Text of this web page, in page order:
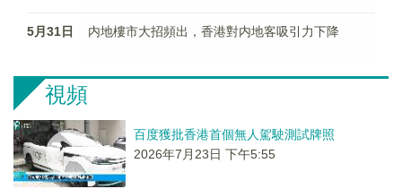
5月31日 内地樓市大招頻出，香港對内地客吸引力下降
視頻
百度獲批香港首個無人駕駛測試牌照
2026年7月23日 下午5:55